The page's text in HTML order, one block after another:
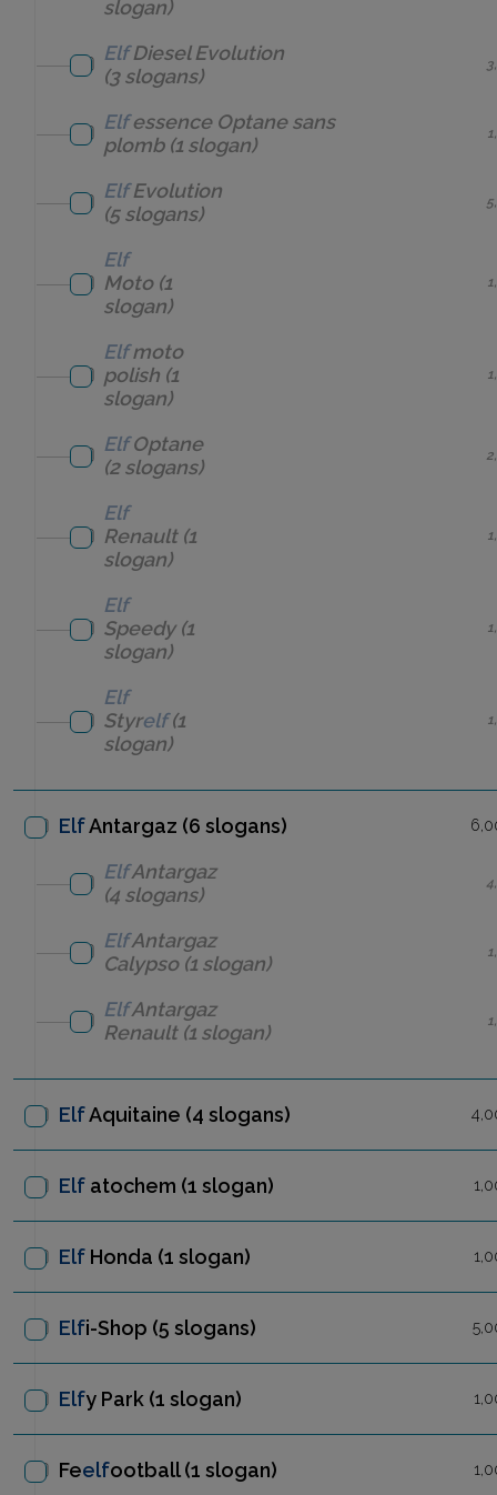
slogan)
Elf Diesel Evolution
(3 slogans)
Elf essence Optane sans
plomb(1 slogan)
Elf Evolution
(5 slogans)
Elf
Moto(1
slogan)
Elf moto
polish (1
slogan)
Elf Optane
(2 slogans)
Elf
Renault(1
slogan)
Elf
Speedy(1
slogan)
Elf
Styrelf(1
slogan)
ElfAntargaz (6 slogans)
ElfAntargaz
(4 slogans)
ElfAntargaz
Calypso(1 slogan)
ElfAntargaz
Renault(1 slogan)
ElfAquitaine (4 slogans)
Elf atochem (1 slogan)
Elf Honda (1 slogan)
Elfi-Shop (5 slogans)
Elfy Park (1 slogan)
Feelfootball(1 slogan)